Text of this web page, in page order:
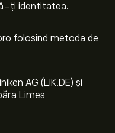
ți identitatea.
folosind metoda de
AG (LIK.DE) și
Limes